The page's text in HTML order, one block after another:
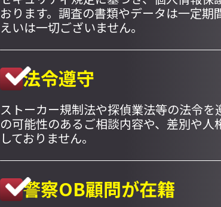
おります。調査の書類やデータは一定
えいは一切ございません。
法令遵守
ストーカー規制法や探偵業法等の法令
の可能性のあるご相談内容や、差別や
しておりません。
警察OB顧問が在籍